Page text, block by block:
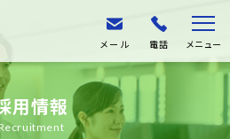
メール 電話 メニュー
用情報